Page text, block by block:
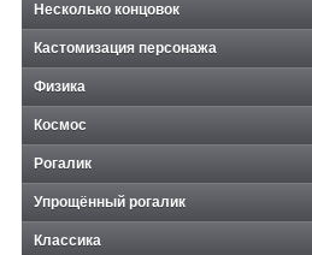
Несколько концовок
Кастомизация персонажа
Физика
Космос
Рогалик
Упрощённый рогалик
Классика